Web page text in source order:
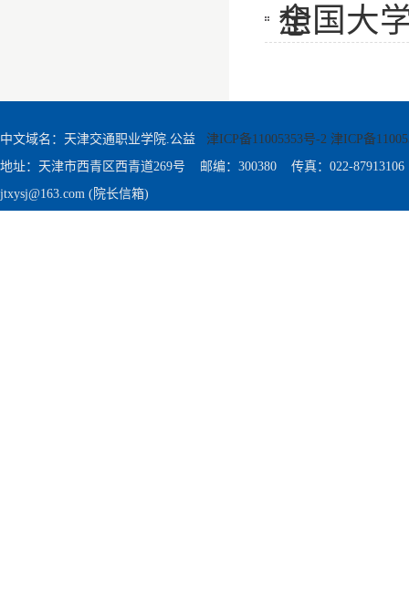
想
全国大
中文域名：天津交通职业学院.公益 津ICP备11005353号-2 津ICP备
地址：天津市西青区西青道269号 邮编：300380 传真：022-87913106
jtxysj@163.com (院长信箱)